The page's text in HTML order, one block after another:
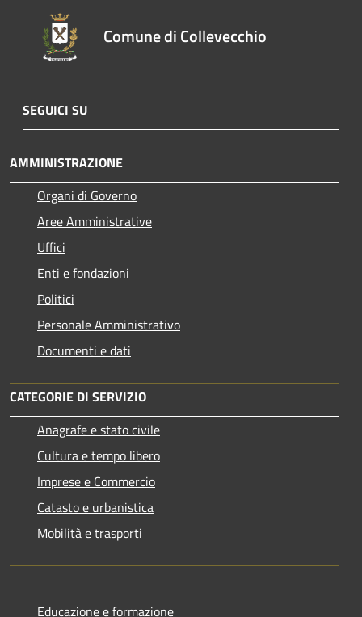
Comune di Collevecchio
SEGUICI SU
AMMINISTRAZIONE
Organi di Governo
Aree Amministrative
Uffici
Enti e fondazioni
Politici
Personale Amministrativo
Documenti e dati
CATEGORIE DI SERVIZIO
Anagrafe e stato civile
Cultura e tempo libero
Imprese e Commercio
Catasto e urbanistica
Mobilità e trasporti
Educazione e formazione